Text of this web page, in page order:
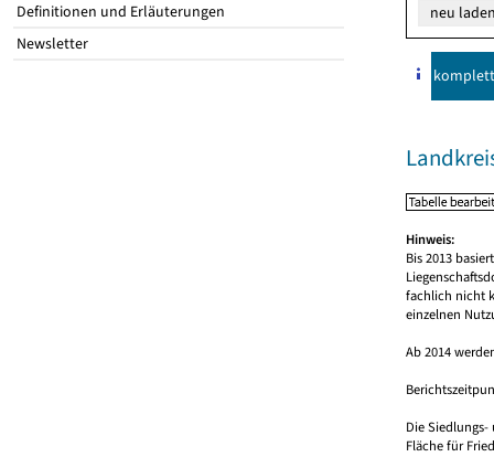
Definitionen und Erläuterungen
Newsletter
komplett
Hinweis:
Bis 2013
fachlich nicht
einzelnen
Ab 2014
Die
Fläche für